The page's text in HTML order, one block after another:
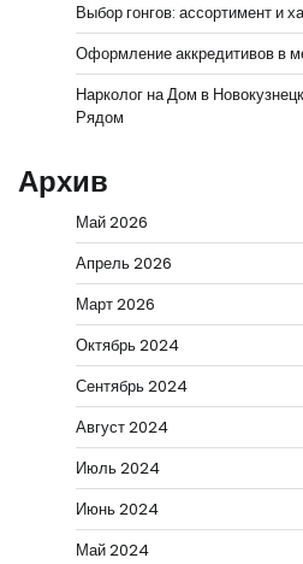
Выбор гонгов: ассортимент и
Оформление аккредитивов в
Нарколог на Дом в
Рядом
Архив
Май 2026
Апрель 2026
Март 2026
Октябрь 2024
Сентябрь 2024
Август 2024
Июль 2024
Июнь 2024
Май 2024